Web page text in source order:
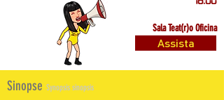
Sala Teat(r)o Oficina
Assista
Sinopse Synopsis sinopsis